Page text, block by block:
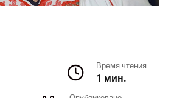
Время чтения
1 мин.